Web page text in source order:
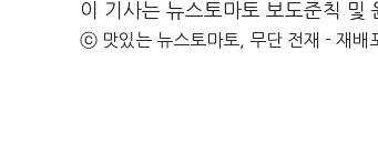
이 기사는 뉴스토마토 보도준칙 및
ⓒ 맛있는 뉴스토마토, 무단 전재 - 재배